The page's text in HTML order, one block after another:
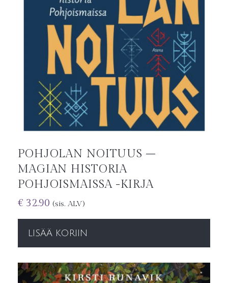
POHJOLAN NOITUUS –
MAGIAN HISTORIA
POHJOISMAISSA -KIRJA
€ 32.90 (sis. ALV)
LISÄÄ KORIIN